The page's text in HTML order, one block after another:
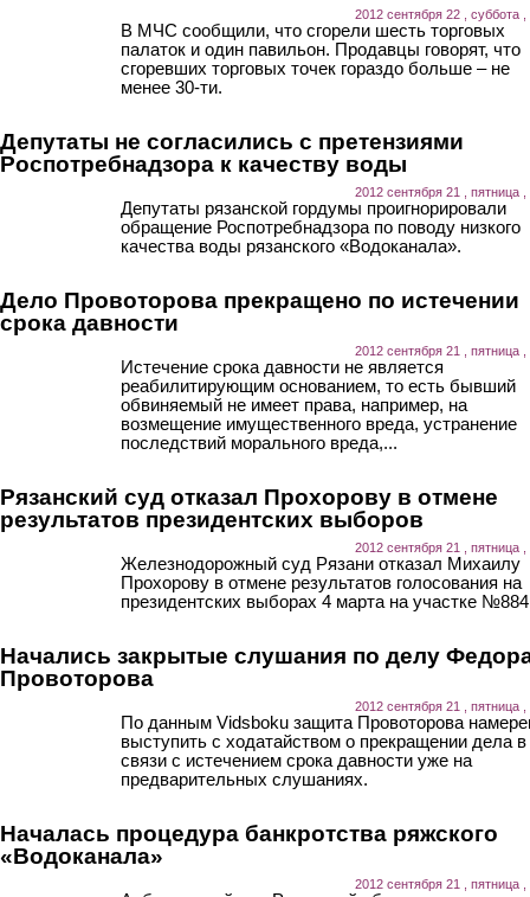
2012 сентября 22 , суббота ,
В МЧС сообщили, что сгорели шесть торговых
палаток и один павильон. Продавцы говорят, что
сгоревших торговых точек гораздо больше – не
менее 30-ти.
Депутаты не согласились с претензиями
Роспотребнадзора к качеству воды
2012 сентября 21 , пятница ,
Депутаты рязанской гордумы проигнорировали
обращение Роспотребнадзора по поводу низкого
качества воды рязанского «Водоканала».
Дело Провоторова прекращено по истечении
срока давности
2012 сентября 21 , пятница ,
Истечение срока давности не является
реабилитирующим основанием, то есть бывший
обвиняемый не имеет права, например, на
возмещение имущественного вреда, устранение
последствий морального вреда,...
Рязанский суд отказал Прохорову в отмене
результатов президентских выборов
2012 сентября 21 , пятница ,
Железнодорожный суд Рязани отказал Михаилу
Прохорову в отмене результатов голосования на
президентских выборах 4 марта на участке
Начались закрытые слушания по делу
Провоторова
2012 сентября 21 , пятница ,
По данным Vidsboku защита Провоторова
выступить с ходатайством о прекращении дела в
связи с истечением срока давности уже на
предварительных слушаниях.
Началась процедура банкротства ряжского
«Водоканала»
2012 сентября 21 , пятница ,